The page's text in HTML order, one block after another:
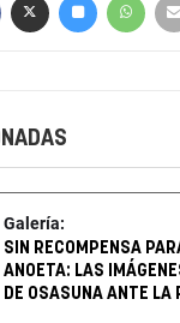
Galería:
SIN RECOMPENSA
ANOETA: LAS
DE OSASUNA ANTE LA